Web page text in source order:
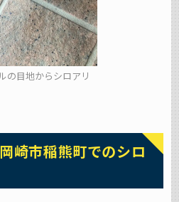
の目地からシロアリ
崎市稲熊町でのシロ